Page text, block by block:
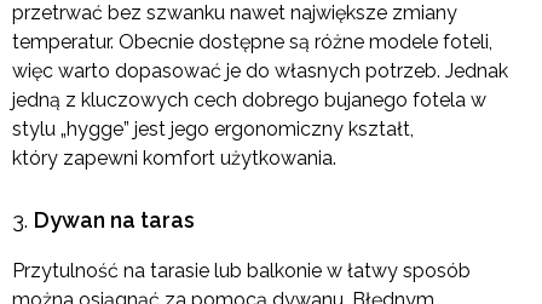
przetrwać bez szwanku nawet największe zmiany
temperatur. Obecnie dostępne są różne modele foteli,
więc warto dopasować je do własnych potrzeb. Jednak
jedną z kluczowych cech dobrego bujanego fotela w
stylu „hygge” jest jego ergonomiczny kształt,
który zapewni komfort użytkowania.
Dywan na taras
Przytulność na tarasie lub balkonie w łatwy sposób